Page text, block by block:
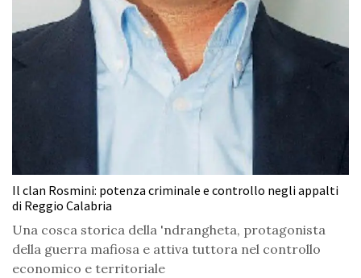
Il clan Rosmini: potenza criminale e controllo negli appalti
di Reggio Calabria
Una cosca storica della 'ndrangheta, protagonista
della guerra mafiosa e attiva tuttora nel controllo
economico e territoriale